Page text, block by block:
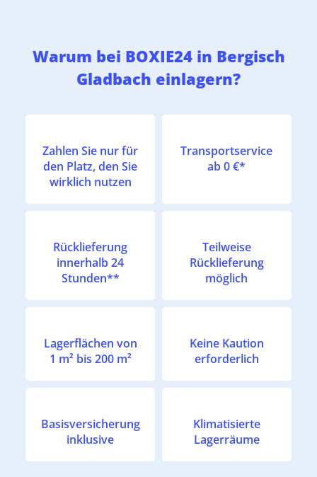
Warum bei BOXIE24 in Bergisch
Gladbach einlagern?
Zahlen Sie nur für
den Platz, den Sie
wirklich nutzen
Transportservice
ab 0 €*
Rücklieferung
innerhalb 24
Stunden**
Teilweise
Rücklieferung
möglich
Lagerflächen von
1 m² bis 200 m²
Keine Kaution
erforderlich
Basisversicherung
inklusive
Klimatisierte
Lagerräume